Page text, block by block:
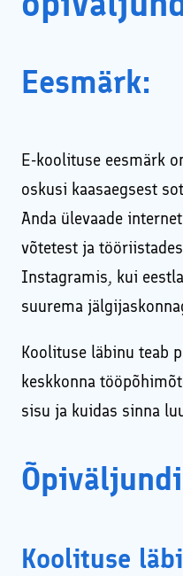
Eesmärk:
E-koolituse eesmärk
oskusi kaasaegsest
Anda ülevaade
võtetest ja
Instagramis, kui
suurema
Koolituse läbinu teab
keskkonna
sisu ja kuidas sinna
Koolituse